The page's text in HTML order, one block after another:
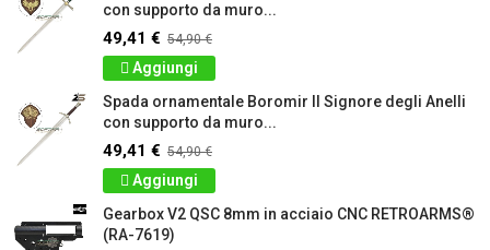
con supporto da muro...
49,41 € 54,90 €
Aggiungi
Spada ornamentale Boromir Il Signore degli Anelli
con supporto da muro...
49,41 € 54,90 €
Aggiungi
Gearbox V2 QSC 8mm in acciaio CNC RETROARMS®
(RA-7619)